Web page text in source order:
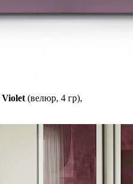
Violet(велюр, 4 гр),